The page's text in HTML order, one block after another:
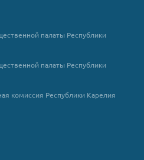
палаты Республики
палаты Республики
комиссия Республики Карелия